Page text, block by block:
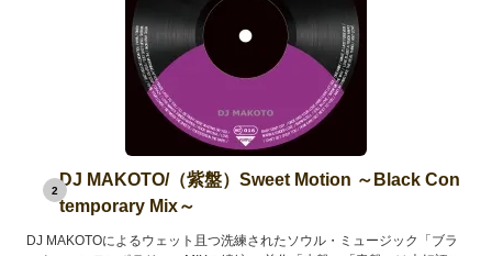
2
DJ MAKOTO/（紫盤）Sweet Motion ～Black Con
temporary Mix～
DJ MAKOTOによるウェット且つ洗練されたソウル・ミュージック「ブラ